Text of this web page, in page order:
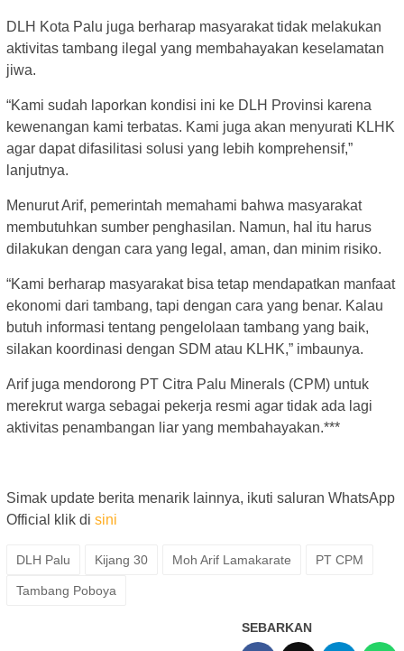
DLH Kota Palu juga berharap masyarakat tidak melakukan
aktivitas tambang ilegal yang membahayakan keselamatan
jiwa.
“Kami sudah laporkan kondisi ini ke DLH Provinsi karena
kewenangan kami terbatas. Kami juga akan menyurati KLHK
agar dapat difasilitasi solusi yang lebih komprehensif,”
lanjutnya.
Menurut Arif, pemerintah memahami bahwa masyarakat
membutuhkan sumber penghasilan. Namun, hal itu harus
dilakukan dengan cara yang legal, aman, dan minim risiko.
“Kami berharap masyarakat bisa tetap mendapatkan manfaat
ekonomi dari tambang, tapi dengan cara yang benar. Kalau
butuh informasi tentang pengelolaan tambang yang baik,
silakan koordinasi dengan SDM atau KLHK,” imbaunya.
Arif juga mendorong PT Citra Palu Minerals (CPM) untuk
merekrut warga sebagai pekerja resmi agar tidak ada lagi
aktivitas penambangan liar yang membahayakan.***
Simak update berita menarik lainnya, ikuti saluran WhatsApp
Official klik di sini
DLH Palu Kijang 30 Moh Arif Lamakarate PT CPM
Tambang Poboya
SEBARKAN